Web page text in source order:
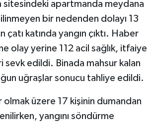
sitesindeki apartmanda meydana
bir nedenden dolayı 13
çatı katında yangın çıktı. Haber
olay yerine 112 acil sağlık, itfaiye
sevk edildi. Binada mahsur kalan
uğraşlar sonucu tahliye edildi.
olmak üzere 17 kişinin dumandan
yangını söndürme